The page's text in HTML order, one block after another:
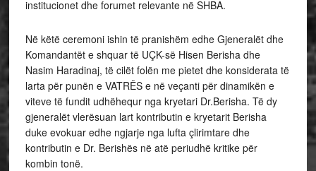
institucionet dhe forumet relevante në SHBA.
Në këtë ceremoni ishin të pranishëm edhe Gjeneralët dhe
Komandantët e shquar të UÇK-së Hisen Berisha dhe
Nasim Haradinaj, të cilët folën me pietet dhe konsiderata të
larta për punën e VATRËS e në veçanti për dinamikën e
viteve të fundit udhëhequr nga kryetari Dr.Berisha. Të dy
gjeneralët vlerësuan lart kontributin e kryetarit Berisha
duke evokuar edhe ngjarje nga lufta çlirimtare dhe
kontributin e Dr. Berishës në atë periudhë kritike për
kombin tonë.